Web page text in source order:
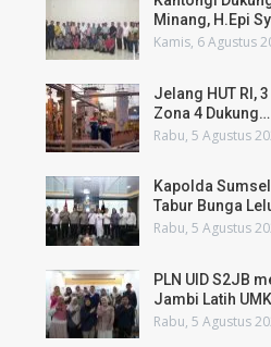
Minang, H.Epi
Kamis, 6 Agustus
Jelang HUT RI,
Zona 4 Dukung…
Rabu, 5 Agustus
Kapolda
Tabur Bunga
Rabu, 5 Agustus
PLN UID S2JB
Jambi Latih
Rabu, 5 Agustus